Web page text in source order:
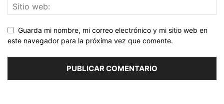
Guarda mi nombre, mi correo electrónico y mi sitio web en
este navegador para la próxima vez que comente.